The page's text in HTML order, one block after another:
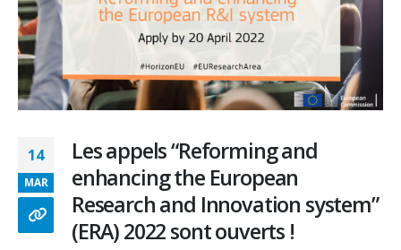
14
MAR
Les appels “Reforming and
enhancing the European
Research and Innovation system”
(ERA) 2022 sont ouverts !